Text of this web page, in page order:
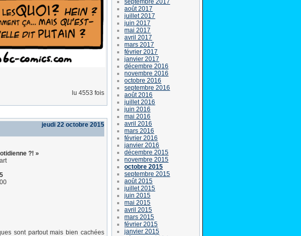
lu 4553 fois
jeudi 22 octobre 2015
?! »
sont partout mais bien cachées
août 2017
juillet 2017
juin 2017
mai 2017
avril 2017
mars 2017
février 2017
janvier 2017
décembre 2016
novembre 2016
octobre 2016
septembre 2016
août 2016
juillet 2016
juin 2016
mai 2016
avril 2016
mars 2016
février 2016
janvier 2016
décembre 2015
novembre 2015
octobre 2015
septembre 2015
août 2015
juillet 2015
juin 2015
mai 2015
avril 2015
mars 2015
février 2015
janvier 2015